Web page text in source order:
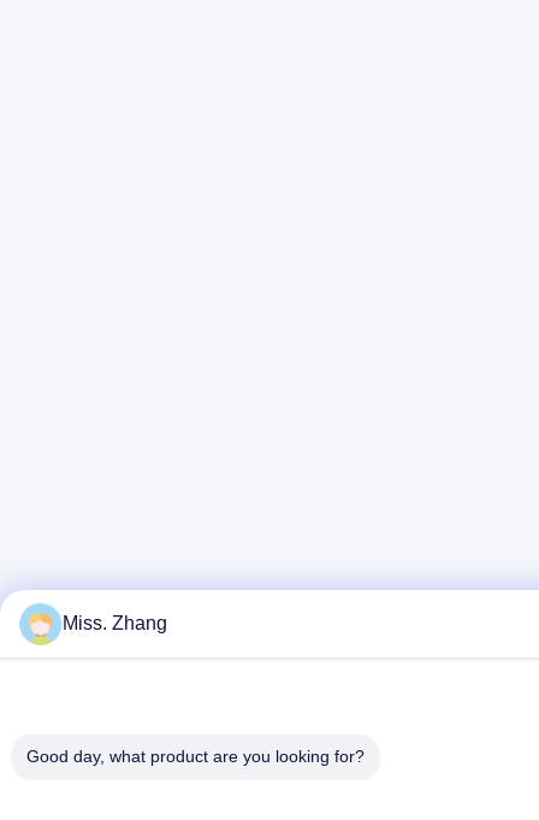
Miss. Zhang
Good day, what product are you looking for?